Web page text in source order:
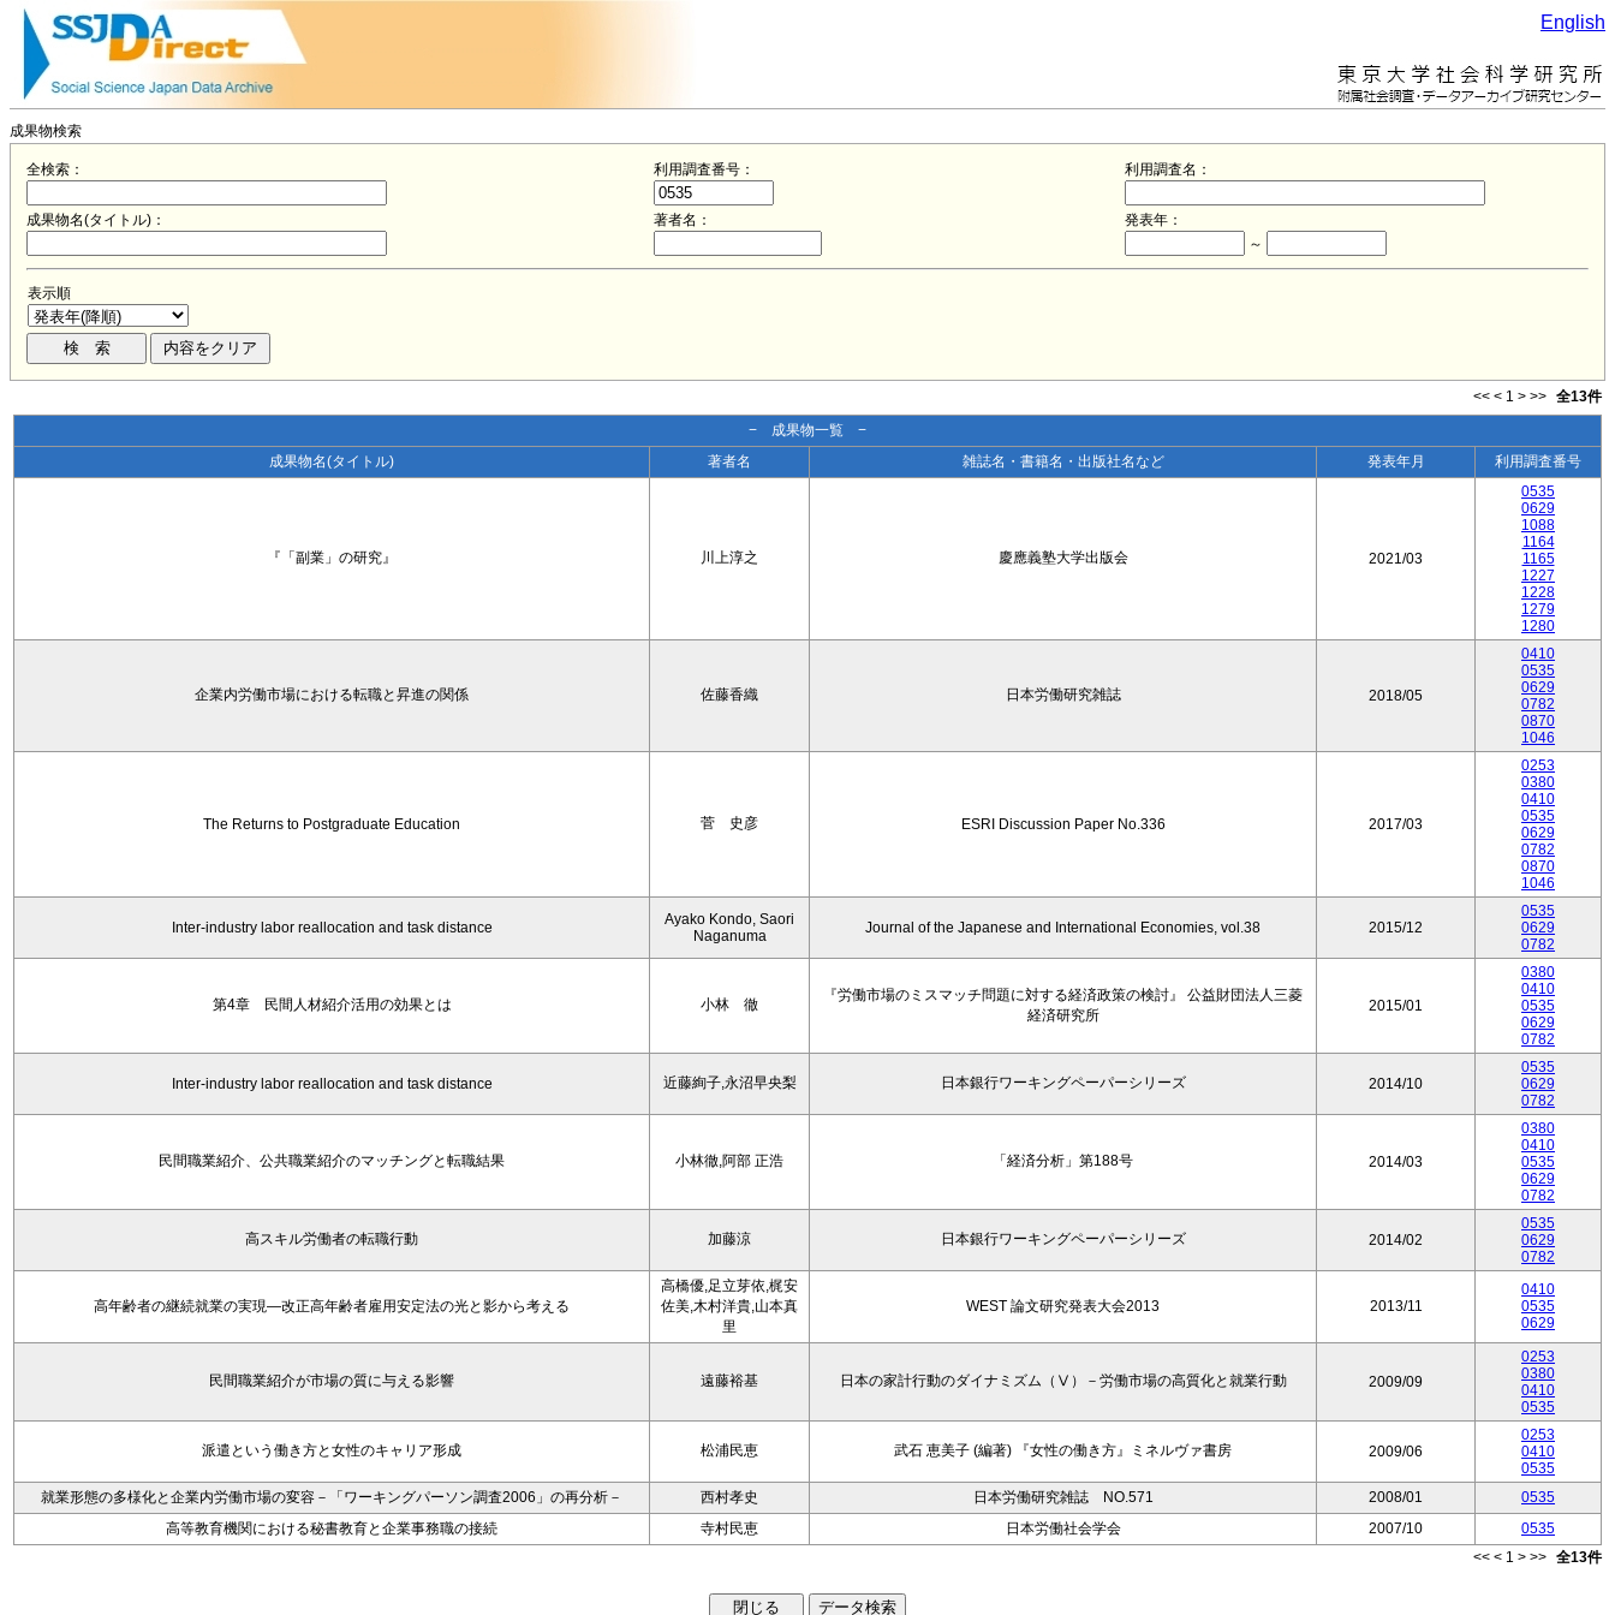
English
成果物検索
全検索： 利用調査番号： 利用調査名：
成果物名(タイトル)： 著者名：
発表年：
～
表示順
<< < 1 > >> 全13件
− 成果物一覧 −
成果物名(タイトル)
著者名 雑誌名・書籍名・出版社名など 発表年月 利用調査番号
『「副業」の研究』 川上淳之 慶應義塾大学出版会 2021/03
0535
0629
1088
1164
1165
1227
1228
1279
1280
企業内労働市場における転職と昇進の関係 佐藤香織 日本労働研究雑誌 2018/05
0410
0535
0629
0782
0870
1046
The Returns to Postgraduate Education 菅 史彦 ESRI Discussion Paper No.336 2017/03
0253
0380
0410
0535
0629
0782
0870
1046
Inter-industry labor reallocation and task distance
Ayako Kondo, Saori
Naganuma
Journal of the Japanese and International Economies, vol.38 2015/12
0535
0629
0782
第4章 民間人材紹介活用の効果とは 小林 徹
『労働市場のミスマッチ問題に対する経済政策の検討』 公益財団法人三菱
経済研究所
2015/01
0380
0410
0535
0629
0782
Inter-industry labor reallocation and task distance 近藤絢子,永沼早央梨 日本銀行ワーキングペーパーシリーズ 2014/10
0535
0629
0782
民間職業紹介、公共職業紹介のマッチングと転職結果 小林徹,阿部 正浩 「経済分析」第188号 2014/03
0380
0410
0535
0629
0782
高スキル労働者の転職行動 加藤涼 日本銀行ワーキングペーパーシリーズ 2014/02
0535
0629
0782
高年齢者の継続就業の実現―改正高年齢者雇用安定法の光と影から考える
高橋優,足立芽依,梶安
佐美,木村洋貴,山本真
里
WEST 論文研究発表大会2013 2013/11
0410
0535
0629
民間職業紹介が市場の質に与える影響 遠藤裕基 日本の家計行動のダイナミズム（Ⅴ）－労働市場の高質化と就業行動 2009/09
0253
0380
0410
0535
派遣という働き方と女性のキャリア形成 松浦民恵 武石 恵美子 (編著) 『女性の働き方』ミネルヴァ書房 2009/06
0253
0410
0535
就業形態の多様化と企業内労働市場の変容－「ワーキングパーソン調査2006」の再分析－
西村孝史 日本労働研究雑誌 NO.571 2008/01
0535
高等教育機関における秘書教育と企業事務職の接続
寺村民恵 日本労働社会学会 2007/10
0535
<< < 1 > >> 全13件